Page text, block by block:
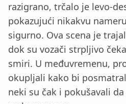
razigrano, trčalo je levo-
pokazujući nikakvu
sigurno. Ova scena je
dok su vozači strpljivo
smiri. U međuvremenu,
okupljali kako bi
neki su čak i pokušavali